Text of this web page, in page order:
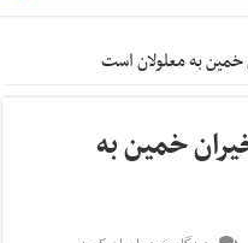
خمین به معلولان است
خمین به